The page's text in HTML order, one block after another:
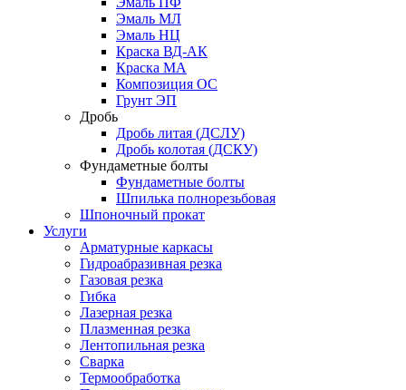
Эмаль МЛ
Эмаль НЦ
Краска ВД-АК
Краска МА
Композиция ОС
Грунт ЭП
Дробь
Дробь литая (ДСЛУ)
Дробь колотая (ДСКУ)
Фундаметные болты
Фундаметные болты
Шпилька полнорезьбовая
Шпоночный прокат
Услуги
Арматурные каркасы
Гидроабразивная резка
Газовая резка
Гибка
Лазерная резка
Плазменная резка
Лентопильная резка
Сварка
Термообработка